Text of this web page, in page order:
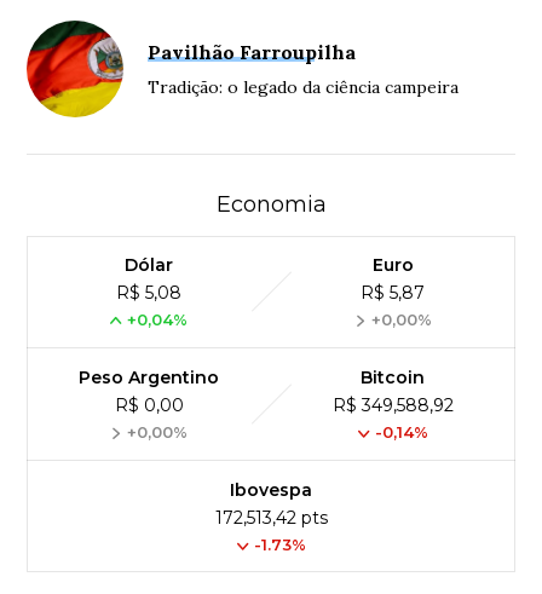
Pavilhão Farroupilha
Tradição: o legado da ciência campeira
Economia
Dólar
R$ 5,08
+0,04%
Euro
R$ 5,87
+0,00%
Peso Argentino
R$ 0,00
+0,00%
Bitcoin
R$ 349,588,92
-0,14%
Ibovespa
172,513,42 pts
-1.73%